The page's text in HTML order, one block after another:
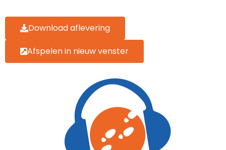
Download aflevering
Afspelen in nieuw venster